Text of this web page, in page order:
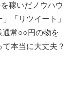
稼いだノウハウ
「リツイート」
通常○○円の物を
本当に大丈夫？